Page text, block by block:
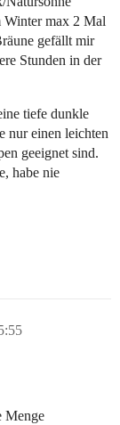
Winter max 2 Mal
gefällt mir
Stunden in der
tiefe dunkle
nur einen leichten
geeignet sind.
habe nie
Menge